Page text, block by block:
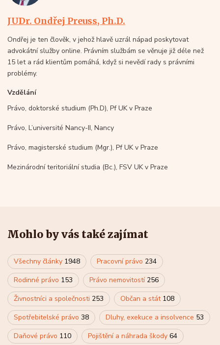
JUDr. Ondřej Preuss, Ph.D.
Ondřej je ten člověk, v jehož hlavě uzrál nápad poskytovat
advokátní služby online. Právním službám se věnuje již déle než
15 let a rád klientům pomáhá, když si nevědí rady s právními
problémy.
Vzdělání
Právo, doktorské studium (Ph.D), Pf UK v Praze
Právo, L’université Nancy-II, Nancy
Právo, magisterské studium (Mgr.), Pf UK v Praze
Mezinárodní teritoriální studia (Bc.), FSV UK v Praze
Mohlo by vás také zajímat
Všechny články 1948 Pracovní právo 234
Rodinné právo 153 Právo nemovitostí 256
Živnostníci a společnosti 253 Občan a stát 108
Spotřebitelské právo 38 Dluhy, exekuce a insolvence 53
Daňové právo 110 Pojištění a náhrada škody 64